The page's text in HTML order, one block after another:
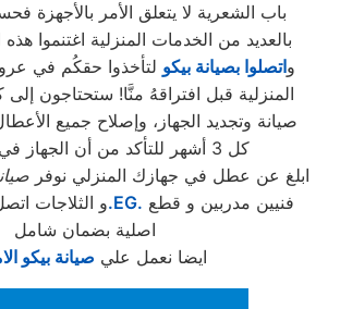
باب الشعرية لا يتعلق الأمر بالأجهزة
بالعديد من الخدمات المنزلية اغتنموا
واتصلوا بصيانة بيكو لتأخذوا حقكُم في
المنزلية قبل افتراقهُ منَّا! ستحتاجون
صيانة وتجديد الجهاز، وإصلاح جميع
كل 3 أشهر للتأكد من أن الجهاز في حالة جيدة
ابلغ عن عطل في جهازك المنزلي نوفر
و الثلاجات.EG.
اصلية بضمان شامل
ايضا نعمل علي صيانة بيكو